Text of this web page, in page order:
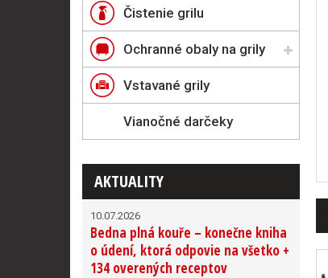
Čistenie grilu
Ochranné obaly na grily
Vstavané grily
Vianočné darčeky
AKTUALITY
10.07.2026
Bedna plná kouře – konečne kniha
o údení, ktorá odpovie na všetko +
134 overených receptov